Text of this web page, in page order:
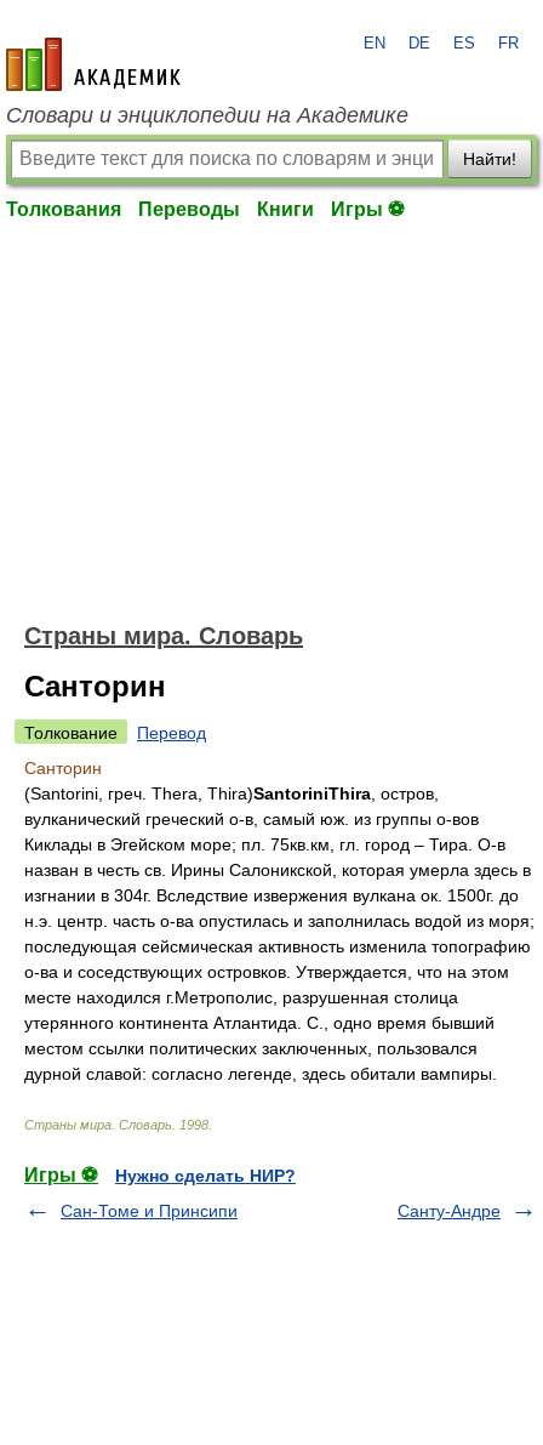
academic.ru
EN DE ES FR
Словари и энциклопедии на Академике
Найти!
Толкования Переводы Книги Игры ⚽
Страны мира. Словарь
Санторин
Толкование
Перевод
Санторин
(Santorini, греч. Thera, Thira)SantoriniThira , остров,
вулканический греческий о-в, самый юж. из группы о-вов
Киклады в Эгейском море; пл. 75кв.км, гл. город – Тира. О-в
назван в честь св. Ирины Салоникской, которая умерла здесь в
изгнании в 304г. Вследствие извержения вулкана ок. 1500г. до
н.э. центр. часть о-ва опустилась и заполнилась водой из моря;
последующая сейсмическая активность изменила топографию
о-ва и соседствующих островков. Утверждается, что на этом
месте находился г.Метрополис, разрушенная столица
утерянного континента Атлантида. С., одно время бывший
местом ссылки политических заключенных, пользовался
дурной славой: согласно легенде, здесь обитали вампиры.
Страны мира. Словарь 1998
Игры ⚽
Нужно сделать НИР?
Сан-Томе и Принсипи
Санту-Андре